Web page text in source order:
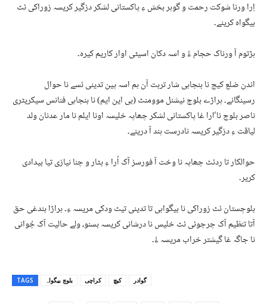
اِرا ورنا شوکت رحمت و گوہر بخش ءِ پاکستانی لشکر دزگیر کریسہ زوراکی ئٹ
بیگواہ کرینے۔
ہڑتوم آ ورناک حجام ءُ و اسہ دکان اسیٹی اوار کاریم کیرہ۔
اندن ضلع کیچ نا بنجاہی شار تربت آن ہم اسہ پین تدینی ئسے نا حوال
رسینگانے۔ ہراڑے بلوچ نیشنل موومنٹ (بی این ایم) نا بنجاہی فنانس سیکریٹری
ناصر بلوچ نا ُارا غا پاکستانی لشکر چھاپہ خلیسہ اونا ایلم نا مار عدنان ولد
لیاقت ءِ دزگیر کریسہ نادرست ہند آ درینے۔
حوالکار تا ردئٹ چھاپہ نا وخت آ فورسز آک اُرا ءِ پٹار و چنا نیازی تیا بیدادی
کریر۔
بلوچستان ئٹ زوراکی نا بیگواہی تا تدینی تیٹ ودکی مریسہ ءِ۔ ہراڑا بندغی حق
آتا تنظیم آک چرجوئی ئٹ خلیس نا درشانی کریسہ بسنو، ولے حالیت آک جُوانی
نا جاگہ غا گیشتر خراب مریسہ ءُ۔
TAGS بلوچ بیگواہ کراچی کیچ گوادر